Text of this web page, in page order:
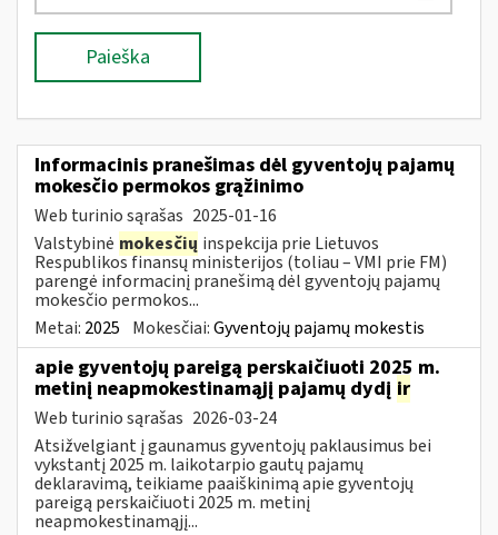
Paieška
Informacinis pranešimas dėl gyventojų pajamų
mokesčio permokos grąžinimo
Web turinio sąrašas 2025-01-16
Valstybinė mokesčių inspekcija prie Lietuvos
Respublikos finansų ministerijos (toliau – VMI prie FM)
parengė informacinį pranešimą dėl gyventojų pajamų
mokesčio permokos...
Metai: 2025 Mokesčiai:Gyventojų pajamų mokestis
apie gyventojų pareigą perskaičiuoti 2025 m.
metinį neapmokestinamąjį pajamų dydį ir
Web turinio sąrašas 2026-03-24
Atsižvelgiant į gaunamus gyventojų paklausimus bei
vykstantį 2025 m. laikotarpio gautų pajamų
deklaravimą, teikiame paaiškinimą apie gyventojų
pareigą perskaičiuoti 2025 m. metinį
neapmokestinamąjį...